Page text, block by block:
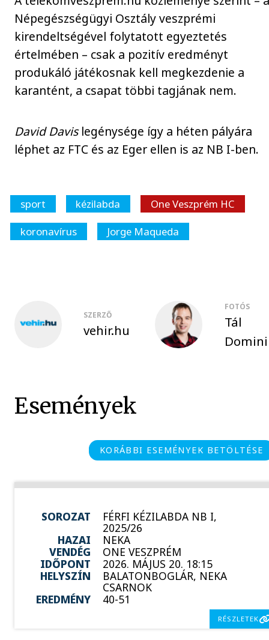
Népegészségügyi Osztály veszprémi
kirendeltségével folytatott egyeztetés
értelmében – csak a pozitív eredményt
produkáló játékosnak kell megkezdenie a
karantént, a csapat többi tagjának nem.
David Davislegénysége így a héten pályára
léphet az FTC és az Eger ellen is az NB I-ben.
sport kézilabda
One Veszprém HC
koronavírus
Jorge Maqueda
SZERZŐ
vehir.hu
FOTÓS
Tál
Események
KORÁBBI ESEMÉNYEK BETÖLTÉSE
SOROZAT FÉRFI KÉZILABDA NB I,
2025/26
HAZAI
NEKA
VENDÉG
ONE VESZPRÉM
IDŐPONT
2026. MÁJUS 20. 18:15
HELYSZÍN
BALATONBOGLÁR, NEKA
CSARNOK
EREDMÉNY
40-51
RÉSZLETEK